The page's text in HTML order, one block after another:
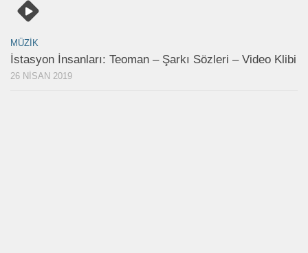
MÜZIK
İstasyon İnsanları: Teoman – Şarkı Sözleri – Video Klibi
26 NISAN 2019